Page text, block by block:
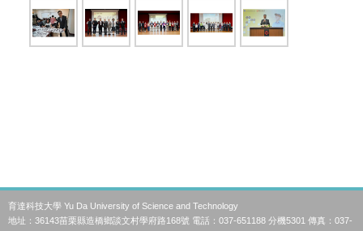
育達科技大學 Yu Da University of Science and Technology
地址：36143苗栗縣造橋鄉談文村學府路168號 電話：037-651188 分機5301 傳真：037-